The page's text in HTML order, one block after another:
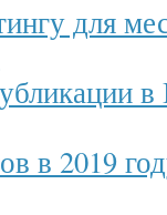
для
в
в 2019